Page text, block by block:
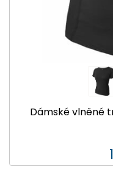
Dámské vlněné